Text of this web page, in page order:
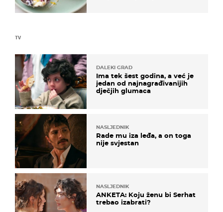
TV
DALEKI GRAD
Ima tek šest godina, a već je
jedan od najnagrađivanijih
dječjih glumaca
NASLJEDNIK
Rade mu iza leđa, a on toga
nije svjestan
NASLJEDNIK
ANKETA: Koju ženu bi Serhat
trebao izabrati?